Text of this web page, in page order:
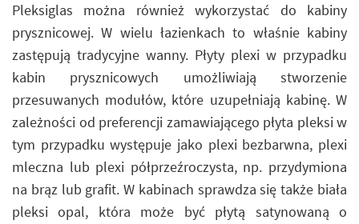
Pleksiglas można również wykorzystać do kabiny
prysznicowej. W wielu łazienkach to właśnie kabiny
zastępują tradycyjne wanny. Płyty plexi w przypadku
kabin prysznicowych umożliwiają stworzenie
przesuwanych modułów, które uzupełniają kabinę. W
zależności od preferencji zamawiającego płyta pleksi w
tym przypadku występuje jako plexi bezbarwna, plexi
mleczna lub plexi półprzeźroczysta, np. przydymiona
na brąz lub grafit. W kabinach sprawdza się także biała
pleksi opal, która może być płytą satynowaną o